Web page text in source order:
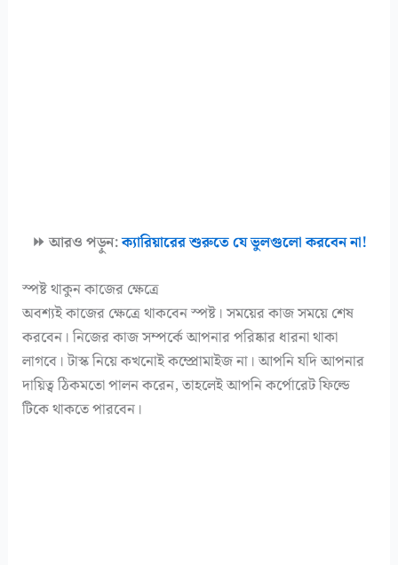
⏩ আরও পড়ুন:ক্যারিয়ারের শুরুতে যে ভুলগুলো করবেন না!
স্পষ্ট থাকুন কাজের ক্ষেত্রে
অবশ্যই কাজের ক্ষেত্রে থাকবেন স্পষ্ট। সময়ের কাজ সময়ে শেষ
করবেন। নিজের কাজ সম্পর্কে আপনার পরিষ্কার ধারনা থাকা
লাগবে। টাস্ক নিয়ে কখনোই কম্প্রোমাইজ না। আপনি যদি আপনার
দায়িত্ব ঠিকমতো পালন করেন, তাহলেই আপনি কর্পোরেট ফিল্ডে
টিকে থাকতে পারবেন।